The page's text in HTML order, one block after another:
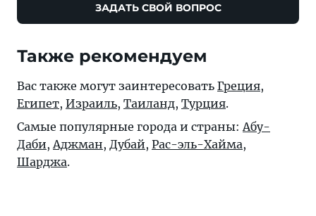
ЗАДАТЬ СВОЙ ВОПРОС
Также рекомендуем
Вас также могут заинтересовать Греция,
Египет, Израиль, Таиланд, Турция.
Самые популярные города и страны: Абу-
Даби, Аджман, Дубай, Рас-эль-Хайма,
Шарджа.